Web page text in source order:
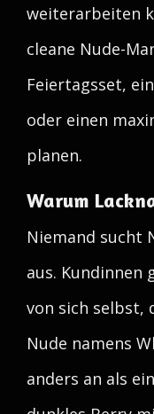
weiterarbeiten
cleane Nude-
Feiertagsset,
oder einen
planen.
Warum
Niemand sucht
aus. Kundinnen
von sich selbst,
Nude namens
anders an als